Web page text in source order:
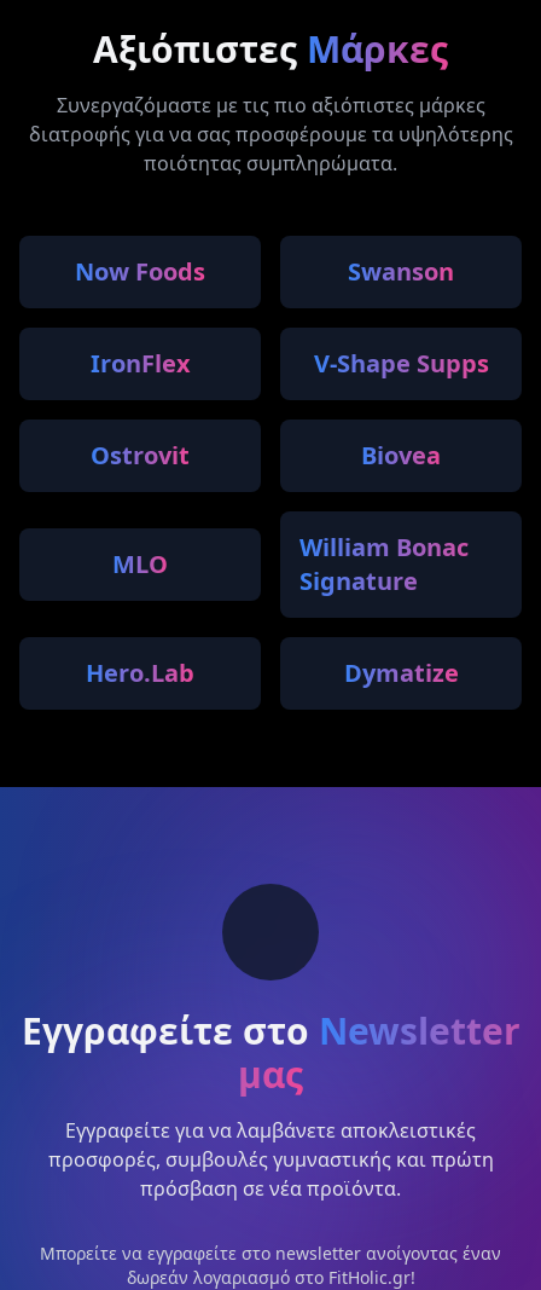
Αξιόπιστες Μάρκες
Συνεργαζόμαστε με τις πιο αξιόπιστες μάρκες
διατροφής για να σας προσφέρουμε τα υψηλότερης
ποιότητας συμπληρώματα.
Now Foods Swanson
IronFlex V-Shape Supps
Ostrovit Biovea
MLO
William Bonac
Signature
Hero.Lab Dymatize
Εγγραφείτε στο Newsletter
μας
Εγγραφείτε για να λαμβάνετε αποκλειστικές
προσφορές, συμβουλές γυμναστικής και πρώτη
πρόσβαση σε νέα προϊόντα.
Μπορείτε να εγγραφείτε στο newsletter ανοίγοντας έναν
δωρεάν λογαριασμό στο FitHolic.gr!